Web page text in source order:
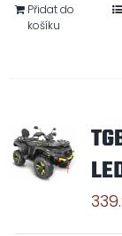
Přidat do
košíku